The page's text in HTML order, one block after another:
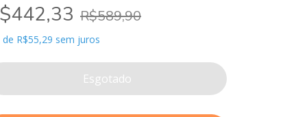
R$589,90
de R$55,29 sem juros